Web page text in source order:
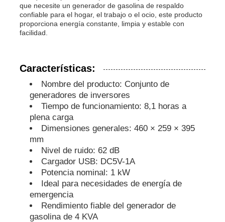
Mantenimiento del generador
Grupo electrógeno de soldadura
motor diesel del generador
bomba de aguas residuales
que necesite un generador de gasolina de respaldo
confiable para el hogar, el trabajo o el ocio, este producto
proporciona energía constante, limpia y estable con
facilidad.
Características:
Nombre del producto: Conjunto de
generadores de inversores
Tiempo de funcionamiento: 8,1 horas a
plena carga
Dimensiones generales: 460 × 259 × 395
mm
Nivel de ruido: 62 dB
Cargador USB: DC5V-1A
Potencia nominal: 1 kW
Ideal para necesidades de energía de
emergencia
Rendimiento fiable del generador de
gasolina de 4 KVA